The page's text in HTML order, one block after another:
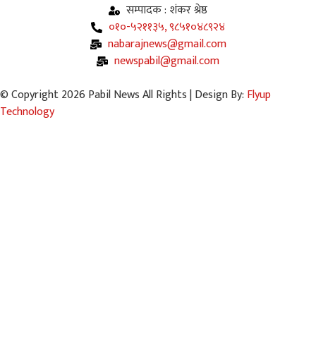
सम्पादक : शंकर श्रेष्ठ
०१०-५२११३५, ९८५१०४८९२४
nabarajnews@gmail.com
newspabil@gmail.com
© Copyright 2026 Pabil News All Rights | Design By: Flyup
Technology